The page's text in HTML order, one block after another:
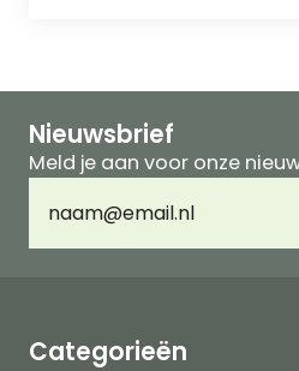
Nieuwsbrief
Meld je aan voor onze
mailadres(Vereist)
Categorieën